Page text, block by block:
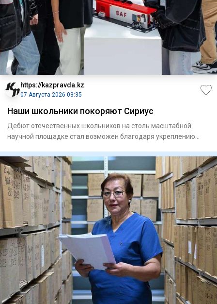
https://kazpravda.kz
07 Августа 2026 03:35
Наши школьники покоряют Сириус
Дебют отечественных школьников на столь масштабной
научной площадке стал возможен благодаря укреплению